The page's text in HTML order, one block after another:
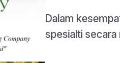
Dalam
spesialti secara